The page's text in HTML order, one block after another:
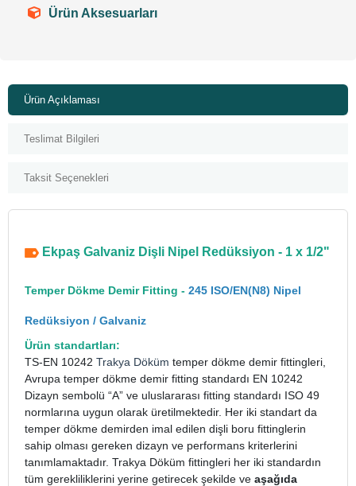
Ürün Aksesuarları
Ürün Açıklaması
Teslimat Bilgileri
Taksit Seçenekleri
Ekpaş Galvaniz Dişli Nipel Redüksiyon - 1 x 1/2"
Temper Dökme Demir Fitting - 245 ISO/EN(N8) Nipel
Redüksiyon / Galvaniz
Ürün standartları:
TS-EN 10242 Trakya Döküm temper dökme demir fittingleri,
Avrupa temper dökme demir fitting standardı EN 10242
Dizayn sembolü “A” ve uluslararası fitting standardı ISO 49
normlarına uygun olarak üretilmektedir. Her iki standart da
temper dökme demirden imal edilen dişli boru fittinglerin
sahip olması gereken dizayn ve performans kriterlerini
tanımlamaktadır. Trakya Döküm fittingleri her iki standardın
tüm gerekliliklerini yerine getirecek şekilde ve aşağıda